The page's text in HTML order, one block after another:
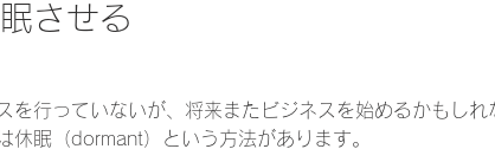
させる
行っていないが、将来またビジネスを始めるかもしれ
休眠（dormant）という方法があります。